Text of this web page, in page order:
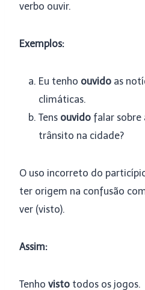
verbo ouvir.
Exemplos:
Eu tenho ouvido as
climáticas.
Tens ouvido falar sobre
trânsito na cidade?
O uso incorreto do
ter origem na confusão
ver (visto).
Assim:
Tenho visto todos os jogos.